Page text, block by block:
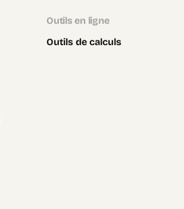
Outils en ligne
Outils de calculs